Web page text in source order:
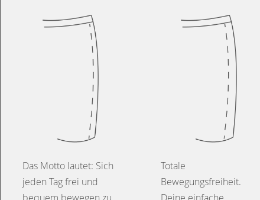
Das Motto lautet: Sich
jeden Tag frei und
Totale
Bewegungsfreiheit.